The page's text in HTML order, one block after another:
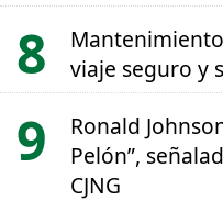
viaje seguro y
Ronald
Pelón”,
CJNG